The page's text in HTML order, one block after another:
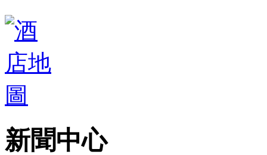
新聞中心